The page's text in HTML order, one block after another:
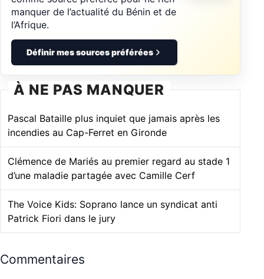
manquer de l’actualité du Bénin et de
l’Afrique.
Définir mes sources préférées
À NE PAS MANQUER
Pascal Bataille plus inquiet que jamais après les
incendies au Cap-Ferret en Gironde
Clémence de Mariés au premier regard au stade 1
d’une maladie partagée avec Camille Cerf
The Voice Kids: Soprano lance un syndicat anti
Patrick Fiori dans le jury
Commentaires